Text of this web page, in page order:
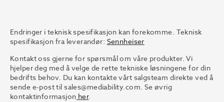
Endringer i teknisk spesifikasjon kan forekomme. Teknisk
spesifikasjon fra leverandør: Sennheiser
Kontakt oss gjerne for spørsmål om våre produkter. Vi
hjelper deg med å velge de rette tekniske løsningene for din
bedrifts behov. Du kan kontakte vårt salgsteam direkte ved å
sende e-post tilsales@mediability.com. Se øvrig
kontaktinformasjon her.